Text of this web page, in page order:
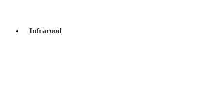
Infrarood